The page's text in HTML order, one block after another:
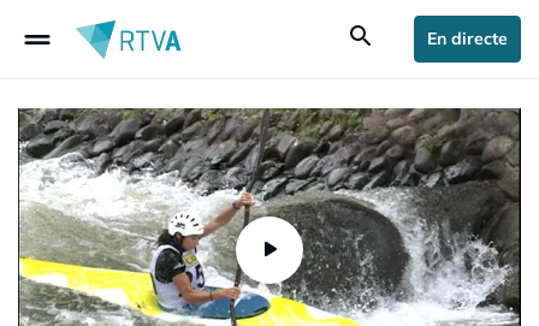
drag_handle search En directe